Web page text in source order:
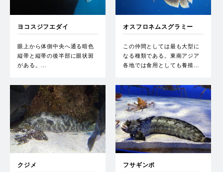
ヨコスジフエダイ
眼上から体側中央へ通る暗色
縦帯と縦帯の後半部に眼状斑
がある。…
オスフロネムスグラミー
この仲間としては最も大型に
なる種類である。東南アジア
各地では食用としても養殖…
クジメ フサギンポ